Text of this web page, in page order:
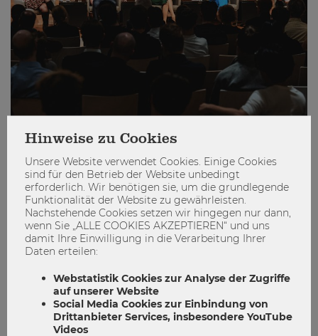
Wie investiert Österreich?
Diskussion event Österreich
Studie
WU Matters
3 0
ENGAGIEREN
Hinweise zu Cookies
Unsere Website verwendet Cookies. Einige Cookies
sind für den Betrieb der Website unbedingt
erforderlich. Wir benötigen sie, um die grundlegende
Funktionalität der Website zu gewährleisten.
Nachstehende Cookies setzen wir hingegen nur dann,
wenn Sie „ALLE COOKIES AKZEPTIEREN“ und uns
damit Ihre Einwilligung in die Verarbeitung Ihrer
Daten erteilen:
Webstatistik Cookies zur Analyse der Zugriffe
auf unserer Website
Social Media Cookies zur Einbindung von
Drittanbieter Services, insbesondere YouTube
Videos